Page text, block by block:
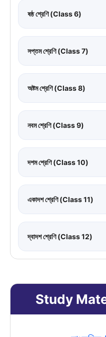
ষষ্ঠ শ্রেণি (Class 6)
সপ্তম শ্রেণি (Class 7)
অষ্টম শ্রেণি (Class 8)
নবম শ্রেণি (Class 9)
দশম শ্রেণি (Class 10)
একাদশ শ্রেণি (Class 11)
দ্বাদশ শ্রেণি (Class 12)
Study